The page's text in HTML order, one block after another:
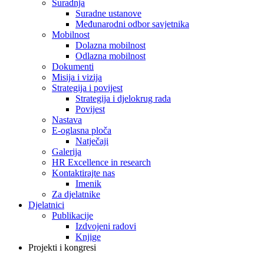
Suradnja
Suradne ustanove
Međunarodni odbor savjetnika
Mobilnost
Dolazna mobilnost
Odlazna mobilnost
Dokumenti
Misija i vizija
Strategija i povijest
Strategija i djelokrug rada
Povijest
Nastava
E-oglasna ploča
Natječaji
Galerija
HR Excellence in research
Kontaktirajte nas
Imenik
Za djelatnike
Djelatnici
Publikacije
Izdvojeni radovi
Knjige
Projekti i kongresi